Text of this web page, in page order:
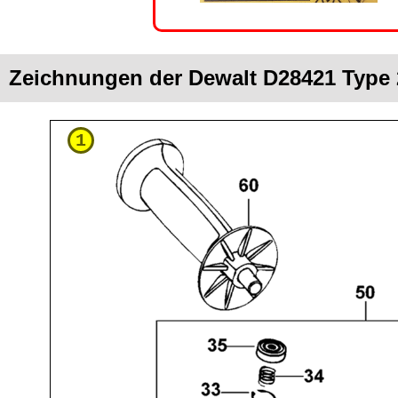
Zeichnungen der Dewalt D28421 Type
1